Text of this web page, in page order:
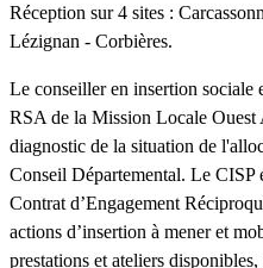
Réception sur 4 sites :
Lézignan - Corbières.
Le conseiller en insertion sociale
RSA de la Mission Locale Ouest
diagnostic de la situation de
Conseil Départemental. Le CISP
Contrat d’Engagement
actions d’insertion à mener et
prestations et ateliers